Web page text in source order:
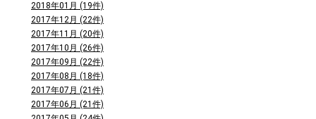
2018年01月 (19件)
2017年12月 (22件)
2017年11月 (20件)
2017年10月 (26件)
2017年09月 (22件)
2017年08月 (18件)
2017年07月 (21件)
2017年06月 (21件)